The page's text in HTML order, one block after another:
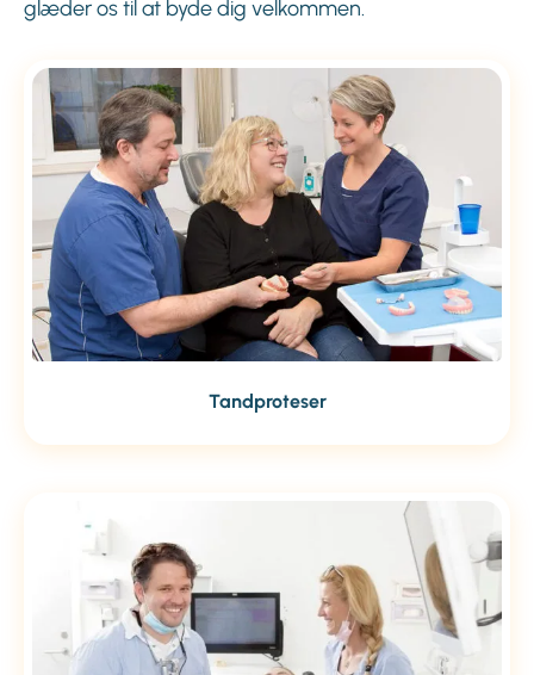
glæder os til at byde dig velkommen.
Tandproteser